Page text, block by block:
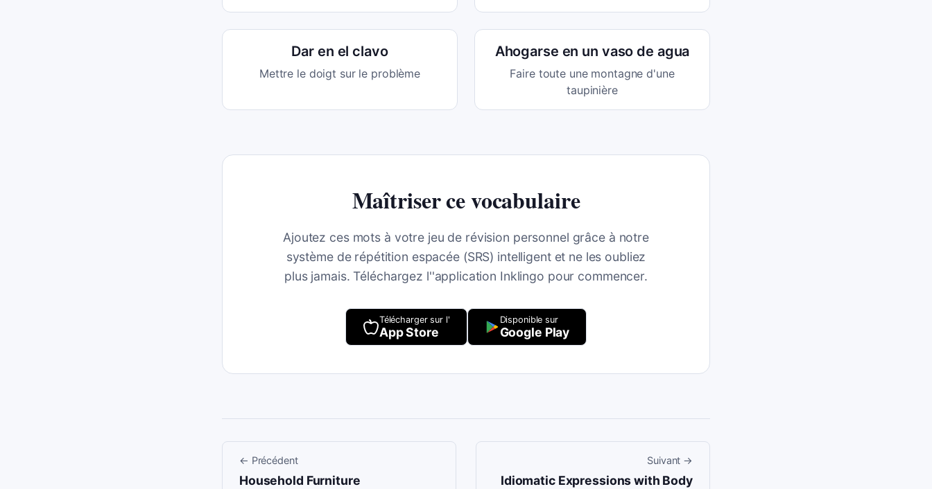
Dar en el clavo
Mettre le doigt sur le problème
Ahogarse en un vaso de agua
Faire toute une montagne d'une
taupinière
Maîtriser ce vocabulaire
Ajoutez ces mots à votre jeu de révision personnel grâce à notre
système de répétition espacée (SRS) intelligent et ne les oubliez
plus jamais. Téléchargez l''application Inklingo pour commencer.
Télécharger sur l'
App Store
Disponible sur
Google Play
← Précédent
Household Furniture
Suivant →
Idiomatic Expressions with Body